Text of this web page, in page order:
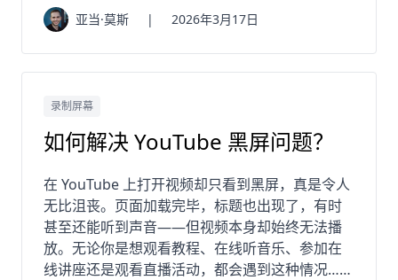
亚当·莫斯 | 2026年3月17日
录制屏幕
如何解决 YouTube 黑屏问题？
在 YouTube 上打开视频却只看到黑屏，真是令人
无比沮丧。页面加载完毕，标题也出现了，有时
甚至还能听到声音——但视频本身却始终无法播
放。无论你是想观看教程、在线听音乐、参加在
线讲座还是观看直播活动，都会遇到这种情况……